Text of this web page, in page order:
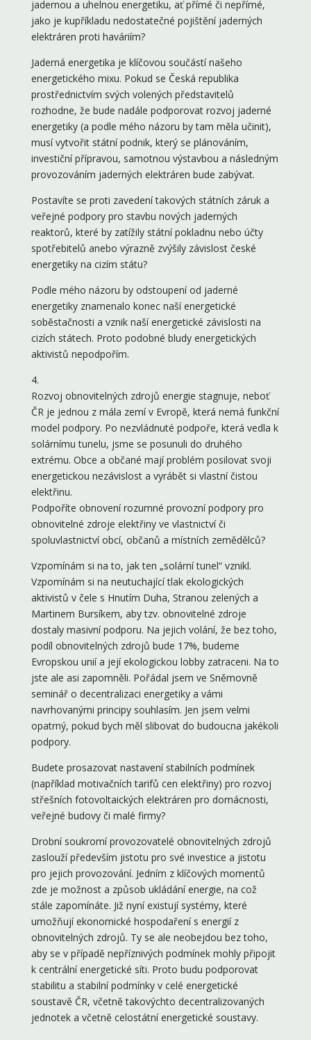
jadernou a uhelnou energetiku, ať přímé či nepřímé,
jako je kupříkladu nedostatečné pojištění jaderných
elektráren proti haváriím?
Jaderná energetika je klíčovou součástí našeho
energetického mixu. Pokud se Česká republika
prostřednictvím svých volených představitelů
rozhodne, že bude nadále podporovat rozvoj jaderné
energetiky (a podle mého názoru by tam měla učinit),
musí vytvořit státní podnik, který se plánováním,
investiční přípravou, samotnou výstavbou a následným
provozováním jaderných elektráren bude zabývat.
Postavíte se proti zavedení takových státních záruk a
veřejné podpory pro stavbu nových jaderných
reaktorů, které by zatížily státní pokladnu nebo účty
spotřebitelů anebo výrazně zvýšily závislost české
energetiky na cizím státu?
Podle mého názoru by odstoupení od jaderné
energetiky znamenalo konec naší energetické
soběstačnosti a vznik naší energetické závislosti na
cizích státech. Proto podobné bludy energetických
aktivistů nepodpořím.
4.
Rozvoj obnovitelných zdrojů energie stagnuje, neboť
ČR je jednou z mála zemí v Evropě, která nemá funkční
model podpory. Po nezvládnuté podpoře, která vedla k
solárnímu tunelu, jsme se posunuli do druhého
extrému. Obce a občané mají problém posilovat svoji
energetickou nezávislost a vyrábět si vlastní čistou
elektřinu.
Podpoříte obnovení rozumné provozní podpory pro
obnovitelné zdroje elektřiny ve vlastnictví či
spoluvlastnictví obcí, občanů a místních zemědělců?
Vzpomínám si na to, jak ten „solární tunel“ vznikl.
Vzpomínám si na neutuchající tlak ekologických
aktivistů v čele s Hnutím Duha, Stranou zelených a
Martinem Bursíkem, aby tzv. obnovitelné zdroje
dostaly masivní podporu. Na jejich volání, že bez toho,
podíl obnovitelných zdrojů bude 17%, budeme
Evropskou unií a její ekologickou lobby zatraceni. Na to
jste ale asi zapomněli. Pořádal jsem ve Sněmovně
seminář o decentralizaci energetiky a vámi
navrhovanými principy souhlasím. Jen jsem velmi
opatrný, pokud bych měl slibovat do budoucna jakékoli
podpory.
Budete prosazovat nastavení stabilních podmínek
(například motivačních tarifů cen elektřiny) pro rozvoj
střešních fotovoltaických elektráren pro domácnosti,
veřejné budovy či malé firmy?
Drobní soukromí provozovatelé obnovitelných zdrojů
zaslouží především jistotu pro své investice a jistotu
pro jejich provozování. Jedním z klíčových momentů
zde je možnost a způsob ukládání energie, na což
stále zapomínáte. Již nyní existují systémy, které
umožňují ekonomické hospodaření s energií z
obnovitelných zdrojů. Ty se ale neobejdou bez toho,
aby se v případě nepříznivých podmínek mohly připojit
k centrální energetické síti. Proto budu podporovat
stabilitu a stabilní podmínky v celé energetické
soustavě ČR, včetně takovýchto decentralizovaných
jednotek a včetně celostátní energetické soustavy.